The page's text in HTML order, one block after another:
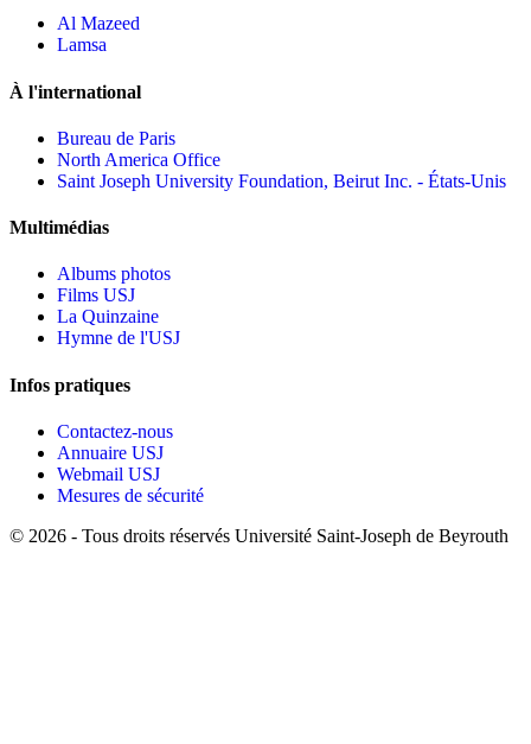
Al Mazeed
Lamsa
À l'international
Bureau de Paris
North America Office
Saint Joseph University Foundation, Beirut Inc. - États-Unis
Multimédias
Albums photos
Films USJ
La Quinzaine
Hymne de l'USJ
Infos pratiques
Contactez-nous
Annuaire USJ
Webmail USJ
Mesures de sécurité
© 2026 - Tous droits réservés Université Saint-Joseph de Beyrouth